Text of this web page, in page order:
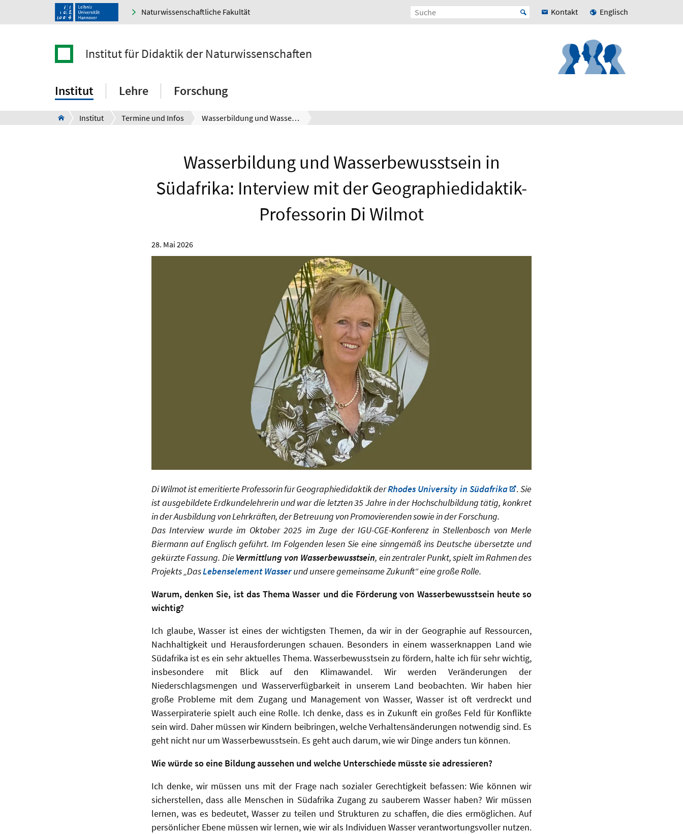
Naturwissenschaftliche Fakultät Kontakt Englisch
Institut für Didaktik der Naturwissenschaften
Institut Lehre Forschung
Institut Termine und Infos Wasserbildung und Wasserbewusstsein in Südafrika: Interview mit der Geographiedidaktik-Professorin Di Wilmot
Wasserbildung und Wasserbewusstsein in
Südafrika: Interview mit der Geographiedidaktik-
Professorin Di Wilmot
28. Mai 2026
Di Wilmot ist emeritierte Professorin für Geographiedidaktik derRhodes University in Südafrika .Sie
ist ausgebildete Erdkundelehrerin und war die letzten 35 Jahre in der Hochschulbildung tätig, konkret
in der Ausbildung von Lehrkräften, der Betreuung von Promovierenden sowie in der Forschung.
Das Interview wurde im Oktober 2025 im Zuge der IGU-CGE-Konferenz in Stellenbosch von Merle
Biermann auf Englisch geführt. Im Folgenden lesen Sie eine sinngemäß ins Deutsche übersetzte und
gekürzte Fassung. Die Vermittlung von Wasserbewusstsein, ein zentraler Punkt, spielt im Rahmen des
Projekts „DasLebenselement Wasserund unsere gemeinsame Zukunft“ eine große Rolle.
Warum, denken Sie, ist das Thema Wasser und die Förderung von Wasserbewusstsein heute so
wichtig?
Ich glaube, Wasser ist eines der wichtigsten Themen, da wir in der Geographie auf Ressourcen,
Nachhaltigkeit und Herausforderungen schauen. Besonders in einem wasserknappen Land wie
Südafrika ist es ein sehr aktuelles Thema. Wasserbewusstsein zu fördern, halte ich für sehr wichtig,
insbesondere mit Blick auf den Klimawandel. Wir werden Veränderungen der
Niederschlagsmengen und Wasserverfügbarkeit in unserem Land beobachten. Wir haben hier
große Probleme mit dem Zugang und Management von Wasser, Wasser ist oft verdreckt und
Wasserpiraterie spielt auch eine Rolle. Ich denke, dass es in Zukunft ein großes Feld für Konflikte
sein wird. Daher müssen wir Kindern beibringen, welche Verhaltensänderungen notwendig sind. Es
geht nicht nur um Wasserbewusstsein. Es geht auch darum, wie wir Dinge anders tun können.
Wie würde so eine Bildung aussehen und welche Unterschiede müsste sie adressieren?
Ich denke, wir müssen uns mit der Frage nach sozialer Gerechtigkeit befassen: Wie können wir
sicherstellen, dass alle Menschen in Südafrika Zugang zu sauberem Wasser haben? Wir müssen
lernen, was es bedeutet, Wasser zu teilen und Strukturen zu schaffen, die dies ermöglichen. Auf
persönlicher Ebene müssen wir lernen, wie wir als Individuen Wasser verantwortungsvoller nutzen.